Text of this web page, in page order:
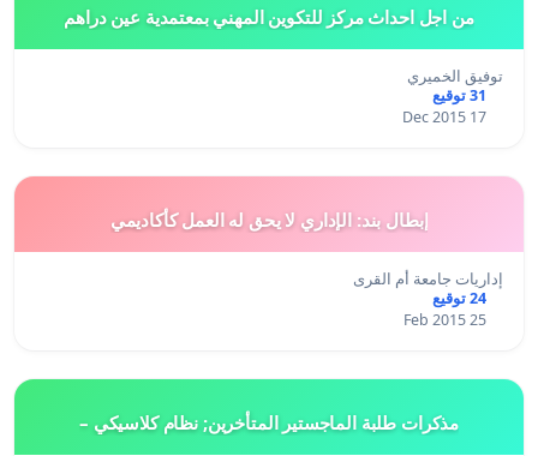
من اجل احداث مركز للتكوين المهني بمعتمدية عين دراهم
توفيق الخميري
31 توقيع
17 Dec 2015
إبطال بند: الإداري لا يحق له العمل كأكاديمي
إداريات جامعة أم القرى
24 توقيع
25 Feb 2015
مذكرات طلبة الماجستير المتأخرين; نظام كلاسيكي –